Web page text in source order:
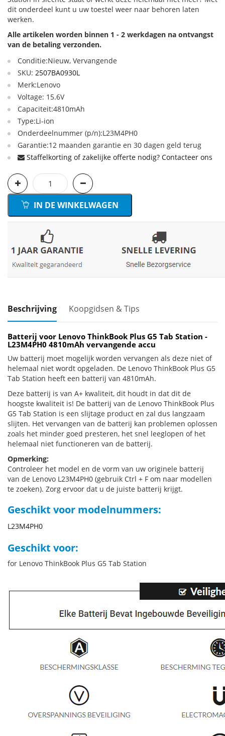
dit onderdeel kunt u uw toestel weer naar behoren laten
werken.
Alle artikelen worden binnen 1 - 2 werkdagen na ontvangst
van de betaling verzonden.
Conditie:Nieuw, Vervangende
SKU: 2507BA0930L
Merk:Lenovo
Voltage: 15.6V
Capaciteit:4810mAh
Type:Li-ion
Onderdeelnummer (p/n):L23M4PH0
Garantie:12 maanden garantie en 30 dagen geld terug
Staffelkorting of zakelijke offerte nodig? Contacteer ons
IN DE WINKELWAGEN
Beschrijving Koopgidsen & Tips
Batterij voor Lenovo ThinkBook Plus G5 Tab Station -
L23M4PH0 4810mAh vervangende accu
Uw batterij moet mogelijk worden vervangen als deze niet of
helemaal niet wordt opgeladen. De Lenovo ThinkBook Plus G5
Tab Station heeft een batterij van 4810mAh.
Deze batterij is van A+ kwaliteit, dit houdt in dat dit de
hoogste kwaliteit is! De batterij van de Lenovo ThinkBook Plus
G5 Tab Station is een slijtage product en zal dus langzaam
slijten. Het vervangen van de batterij kan problemen oplossen
zoals het minder goed presteren, het snel leeglopen of het
helemaal niet functioneren van de batterij.
Opmerking:
Controleer het model en de vorm van uw originele batterij
van de Lenovo L23M4PH0 (gebruik Ctrl + F om naar modellen
te zoeken). Zorg ervoor dat u de juiste batterij krijgt.
Geschikt voor modelnummers:
L23M4PH0
Geschikt voor:
for Lenovo ThinkBook Plus G5 Tab Station